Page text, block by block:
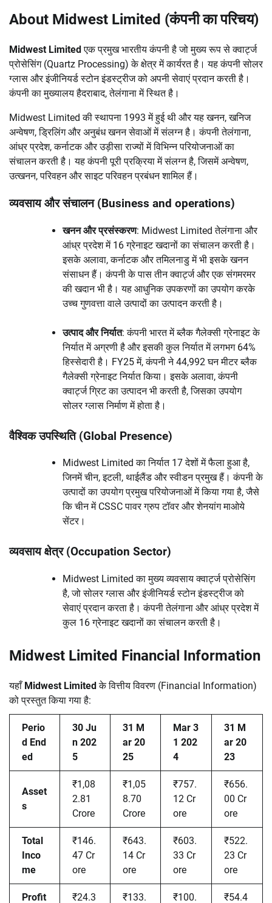
About Midwest Limited (कंपनी का परिचय)
Midwest Limited एक प्रमुख भारतीय कंपनी है जो मुख्य रूप से क्‍वार्ट्ज
प्रोसेसिंग (Quartz Processing) के क्षेत्र में कार्यरत है। यह कंपनी सोलर
ग्लास और इंजीनियर्ड स्टोन इंडस्ट्रीज को अपनी सेवाएं प्रदान करती है।
कंपनी का मुख्यालय हैदराबाद, तेलंगाना में स्थित है।
Midwest Limited की स्थापना 1993 में हुई थी और यह खनन, खनिज
अन्वेषण, ड्रिलिंग और अनुबंध खनन सेवाओं में संलग्न है। कंपनी तेलंगाना,
आंध्र प्रदेश, कर्नाटक और उड़ीसा राज्यों में विभिन्न परियोजनाओं का
संचालन करती है। यह कंपनी पूरी प्रक्रिया में संलग्न है, जिसमें अन्वेषण,
उत्खनन, परिवहन और साइट परिवहन प्रबंधन शामिल हैं।
व्यवसाय और संचालन (Business and operations)
खनन और प्रसंस्करण: Midwest Limited तेलंगाना और
आंध्र प्रदेश में 16 ग्रेनाइट खदानों का संचालन करती है।
इसके अलावा, कर्नाटक और तमिलनाडु में भी इसके खनन
संसाधन हैं। कंपनी के पास तीन क्वार्ट्ज और एक संगमरमर
की खदान भी है। यह आधुनिक उपकरणों का उपयोग करके
उच्च गुणवत्ता वाले उत्पादों का उत्पादन करती है।
उत्पाद और निर्यात: कंपनी भारत में ब्लैक गैलेक्सी ग्रेनाइट के
निर्यात में अग्रणी है और इसकी कुल निर्यात में लगभग 64%
हिस्सेदारी है। FY25 में, कंपनी ने 44,992 घन मीटर ब्लैक
गैलेक्सी ग्रेनाइट निर्यात किया। इसके अलावा, कंपनी
क्वार्ट्ज ग्रिट का उत्पादन भी करती है, जिसका उपयोग
सोलर ग्लास निर्माण में होता है।
वैश्विक उपस्थिति (Global Presence)
Midwest Limited का निर्यात 17 देशों में फैला हुआ है,
जिनमें चीन, इटली, थाईलैंड और स्वीडन प्रमुख हैं। कंपनी के
उत्पादों का उपयोग प्रमुख परियोजनाओं में किया गया है, जैसे
कि चीन में CSSC पावर ग्रुप टॉवर और शेनयांग माओये
सेंटर।
व्यवसाय क्षेत्र (Occupation Sector)
Midwest Limited का मुख्य व्यवसाय क्‍वार्ट्ज प्रोसेसिंग
है, जो सोलर ग्लास और इंजीनियर्ड स्टोन इंडस्ट्रीज को
सेवाएं प्रदान करता है। कंपनी तेलंगाना और आंध्र प्रदेश में
कुल 16 ग्रेनाइट खदानों का संचालन करती है।
Midwest Limited Financial Information
यहाँ Midwest Limitedके वित्तीय विवरण (Financial Information)
को प्रस्तुत किया गया है:
Perio
d End
ed
30 Ju
n 202
5
31 M
ar 20
25
Mar 3
1 202
4
31 M
ar 20
23
Asset
s
₹1,08
2.81
Crore
₹1,05
8.70
Crore
₹757.
12 Cr
ore
₹656.
00 Cr
ore
Total
Inco
me
₹146.
47 Cr
ore
₹643.
14 Cr
ore
₹603.
33 Cr
ore
₹522.
23 Cr
ore
Profit ₹24.3 ₹133. ₹100. ₹54.4